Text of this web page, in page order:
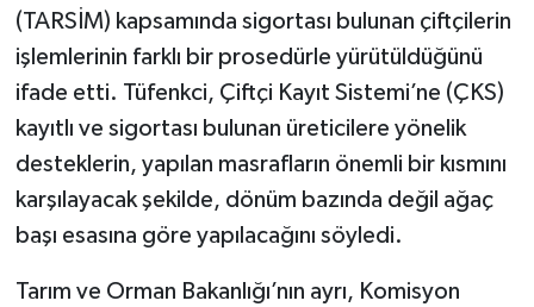
(TARSİM) kapsamında sigortası bulunan çiftçilerin
işlemlerinin farklı bir prosedürle yürütüldüğünü
ifade etti. Tüfenkci, Çiftçi Kayıt Sistemi’ne (ÇKS)
kayıtlı ve sigortası bulunan üreticilere yönelik
desteklerin, yapılan masrafların önemli bir kısmını
karşılayacak şekilde, dönüm bazında değil ağaç
başı esasına göre yapılacağını söyledi.
Tarım ve Orman Bakanlığı’nın ayrı, Komisyon